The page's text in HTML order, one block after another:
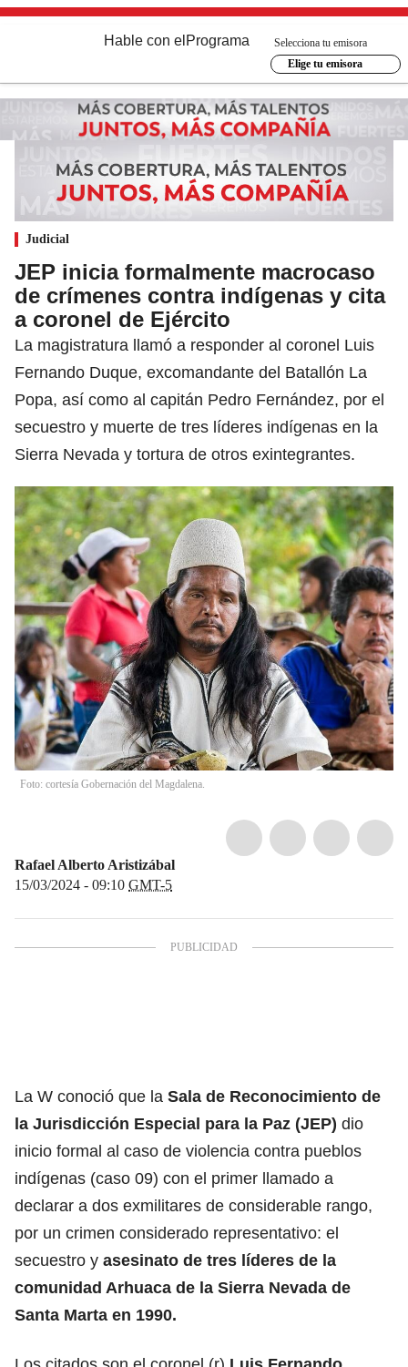
Hable con el Programa
Selecciona tu emisora
Elige tu emisora
Judicial
JEP inicia formalmente macrocaso
de crímenes contra indígenas y cita
a coronel de Ejército
La magistratura llamó a responder al coronel Luis
Fernando Duque, excomandante del Batallón La
Popa, así como al capitán Pedro Fernández, por el
secuestro y muerte de tres líderes indígenas en la
Sierra Nevada y tortura de otros exintegrantes.
Foto: cortesía Gobernación del Magdalena.
Rafael Alberto Aristizábal
15/03/2024 - 09:10 GMT-5
La W conoció que la Sala de Reconocimiento de
la Jurisdicción Especial para la Paz (JEP) dio
inicio formal al caso de violencia contra pueblos
indígenas (caso 09) con el primer llamado a
declarar a dos exmilitares de considerable rango,
por un crimen considerado representativo: el
secuestro y asesinato de tres líderes de la
comunidad Arhuaca de la Sierra Nevada de
Santa Marta en 1990.